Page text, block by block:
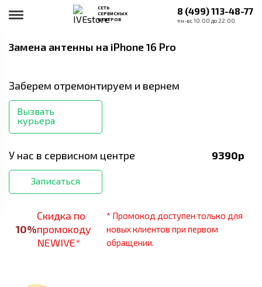
СЕТЬ
СЕРВИСНЫХ
ЦЕНТРОВ
8 (499) 113-48-77
пн-вс 10:00 до 22:00
Замена антенны на iPhone 16 Pro
Заберем отремонтируем и вернем
Вызвать
курьера
У нас в сервисном центре 9390р
Записаться
10%
Скидка по
промокоду
NEWIVE*
* Промокод доступен только для
новых клиентов при первом
обращении.